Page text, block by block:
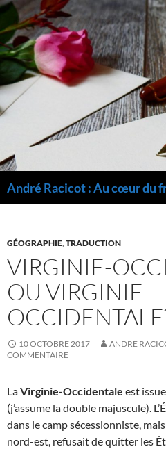
André Racicot : Au cœur du
GÉOGRAPHIE,TRADUCTION
VIRGINIE-
OU VIRGINIE
10 OCTOBRE 2017 ANDRE
COMMENTAIRE
LaVirginie-Occidentale est
(j’assume la double majuscule).
dans le camp sécessionniste,
nord-est, refusait de quitter les